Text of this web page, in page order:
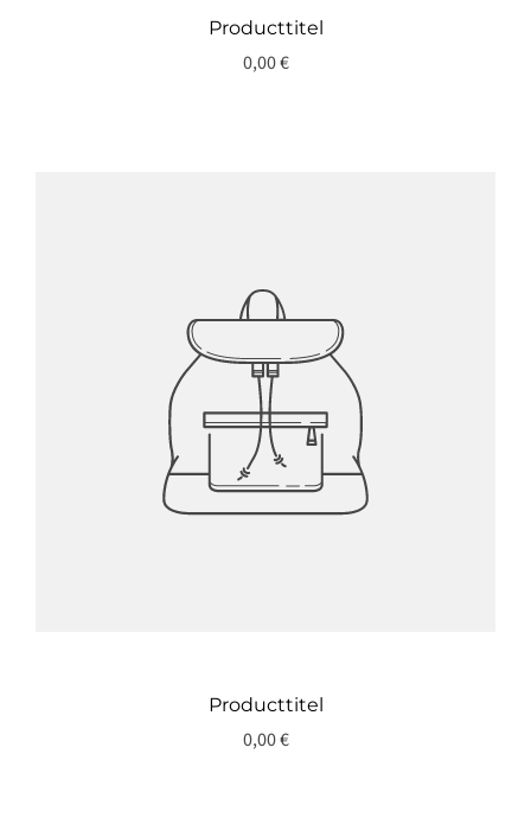
Producttitel
0,00 €
Producttitel
0,00 €